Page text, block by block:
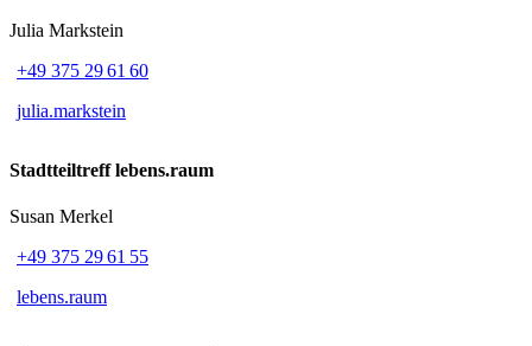
Julia Markstein
+49 375 29 61 60
julia.markstein
Stadtteiltreff lebens.raum
Susan Merkel
+49 375 29 61 55
lebens.raum